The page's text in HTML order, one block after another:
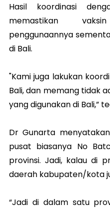
Hasil koordinasi
memastikan
penggunaannya
di Bali.
"Kami juga lakukan
Bali, dan memang tidak
yang digunakan di Bali,”
Dr Gunarta
pusat biasanya No
provinsi. Jadi, kalau di
daerah kabupaten/kota
“Jadi di dalam satu